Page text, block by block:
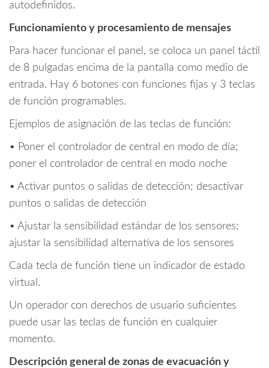
autodefinidos.
Funcionamiento y procesamiento de mensajes
Para hacer funcionar el panel, se coloca un panel táctil
de 8 pulgadas encima de la pantalla como medio de
entrada. Hay 6 botones con funciones fijas y 3 teclas
de función programables.
Ejemplos de asignación de las teclas de función:
• Poner el controlador de central en modo de día;
poner el controlador de central en modo noche
• Activar puntos o salidas de detección; desactivar
puntos o salidas de detección
• Ajustar la sensibilidad estándar de los sensores;
ajustar la sensibilidad alternativa de los sensores
Cada tecla de función tiene un indicador de estado
virtual.
Un operador con derechos de usuario suficientes
puede usar las teclas de función en cualquier
momento.
Descripción general de zonas de evacuación y